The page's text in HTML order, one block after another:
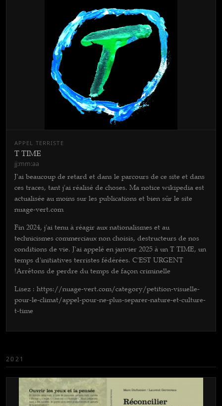
APPEL TERRISTE
T TIME
jj:mm:aa
J'ai beaucoup de retard et dans le parcours de ce site et dans
ces traces, tant j'ai réalisé de choses. Ma notice wikipedia est
actualisée au moins sur les publications et bien sûr le site
nuage-vert.com
Fin 2024, j'ai tenu à réagir aux nationalismes et au
technicismes commerciaux non choisis, destructeurs de nos
conditions de vie. J'ai appelé en janvier 2025 à un T TIME, un
temps d'initiatives terristes fédérées. C'EST URGENT
!Arrêtons de perdre du temps de façon criminelle
Lisez : https://nuage-vert.com/category/petition-visuelle-
pour-le-climat/appel-pour-ne-plus-separer-nature-et-culture-
t-time
2021